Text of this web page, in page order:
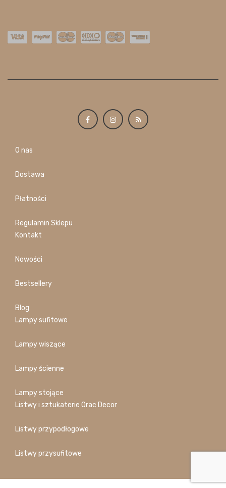
O nas
Dostawa
Płatności
Regulamin Sklepu
Kontakt
Nowości
Bestsellery
Blog
Lampy sufitowe
Lampy wiszące
Lampy ścienne
Lampy stojące
Listwy i sztukaterie Orac Decor
Listwy przypodłogowe
Listwy przysufitowe